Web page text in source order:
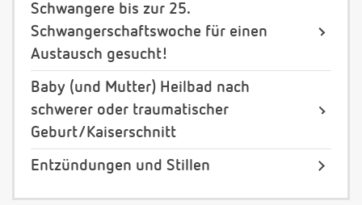
Schwangere bis zur 25.
Schwangerschaftswoche für einen
Austausch gesucht!
Baby (und Mutter) Heilbad nach
schwerer oder traumatischer
Geburt/Kaiserschnitt
Entzündungen und Stillen